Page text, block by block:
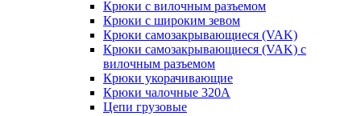
Крюки с вилочным разъемом
Крюки с широким зевом
Крюки самозакрывающиеся (VAK)
Крюки самозакрывающиеся (VAK) с
вилочным разъемом
Крюки укорачивающие
Крюки чалочные 320А
Цепи грузовые